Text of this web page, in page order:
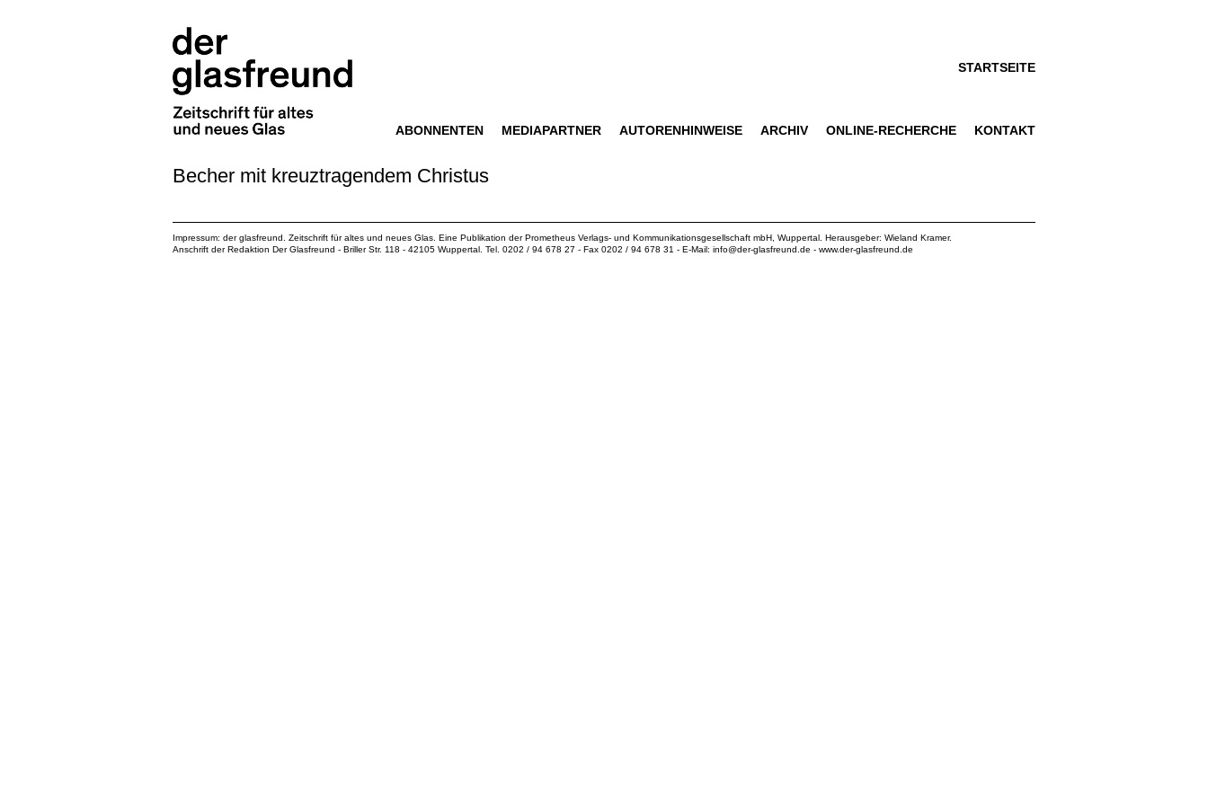
STARTSEITE
ABONNENTEN MEDIAPARTNER AUTORENHINWEISE ARCHIV ONLINE-RECHERCHE KONTAKT
Becher mit kreuztragendem Christus
Impressum: der glasfreund. Zeitschrift für altes und neues Glas. Eine Publikation derPrometheus Verlags- und Kommunikationsgesellschaft mbH , Wuppertal. Herausgeber: Wieland Kramer.
Anschrift der Redaktion Der Glasfreund - Briller Str. 118 - 42105 Wuppertal. Tel. 0202 / 94 678 27 - Fax 0202 / 94 678 31 - E-Mail: info@der-glasfreund.de - www.der-glasfreund.de